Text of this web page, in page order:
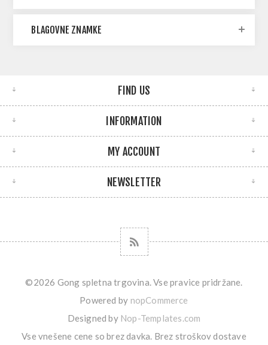
BLAGOVNE ZNAMKE
FIND US
INFORMATION
MY ACCOUNT
NEWSLETTER
©2026 Gong spletna trgovina. Vse pravice pridržane.
Powered by nopCommerce
Designed by Nop-Templates.com
Vse vnešene cene so brez davka. Brez stroškov dostave